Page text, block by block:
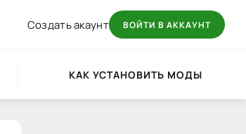
Создать акаунт ВОЙТИ В АККАУНТ
КАК УСТАНОВИТЬ МОДЫ